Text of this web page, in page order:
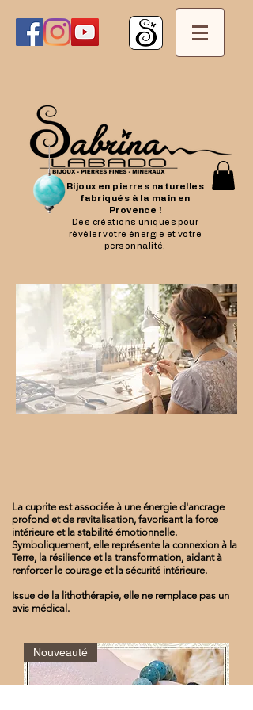
Bijoux en pierres naturelles
fabriqués à la main en
Provence !
Des créations uniques pour
révéler votre énergie et votre
personnalité.
La cuprite est associée à une énergie d'ancrage
profond et de revitalisation, favorisant la force
intérieure et la stabilité émotionnelle.
Symboliquement, elle représente la connexion à la
Terre, la résilience et la transformation, aidant à
renforcer le courage et la sécurité intérieure.
Issue de la lithothérapie, elle ne remplace pas un
avis médical.
Nouveauté